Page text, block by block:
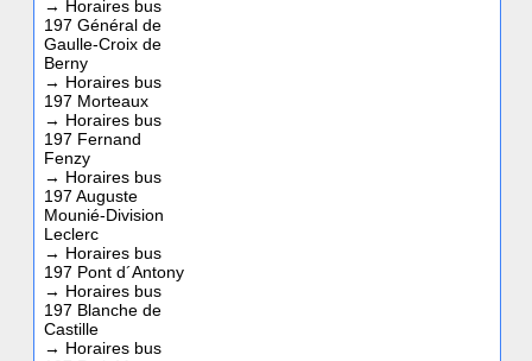
→ Horaires bus
197 Général de
Gaulle-Croix de
Berny
→ Horaires bus
197 Morteaux
→ Horaires bus
197 Fernand
Fenzy
→ Horaires bus
197 Auguste
Mounié-Division
Leclerc
→ Horaires bus
197 Pont d´Antony
→ Horaires bus
197 Blanche de
Castille
→ Horaires bus